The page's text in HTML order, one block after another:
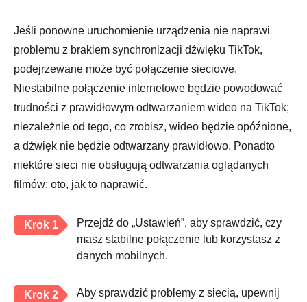
Jeśli ponowne uruchomienie urządzenia nie naprawi
problemu z brakiem synchronizacji dźwięku TikTok,
podejrzewane może być połączenie sieciowe.
Niestabilne połączenie internetowe będzie powodować
trudności z prawidłowym odtwarzaniem wideo na TikTok;
niezależnie od tego, co zrobisz, wideo będzie opóźnione,
a dźwięk nie będzie odtwarzany prawidłowo. Ponadto
niektóre sieci nie obsługują odtwarzania oglądanych
filmów; oto, jak to naprawić.
Krok 1
Przejdź do „Ustawień”, aby sprawdzić, czy
masz stabilne połączenie lub korzystasz z
danych mobilnych.
Krok 2
Aby sprawdzić problemy z siecią, upewnij